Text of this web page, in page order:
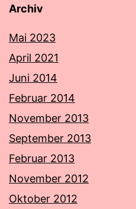
Archiv
Mai 2023
April 2021
Juni 2014
Februar 2014
November 2013
September 2013
Februar 2013
November 2012
Oktober 2012